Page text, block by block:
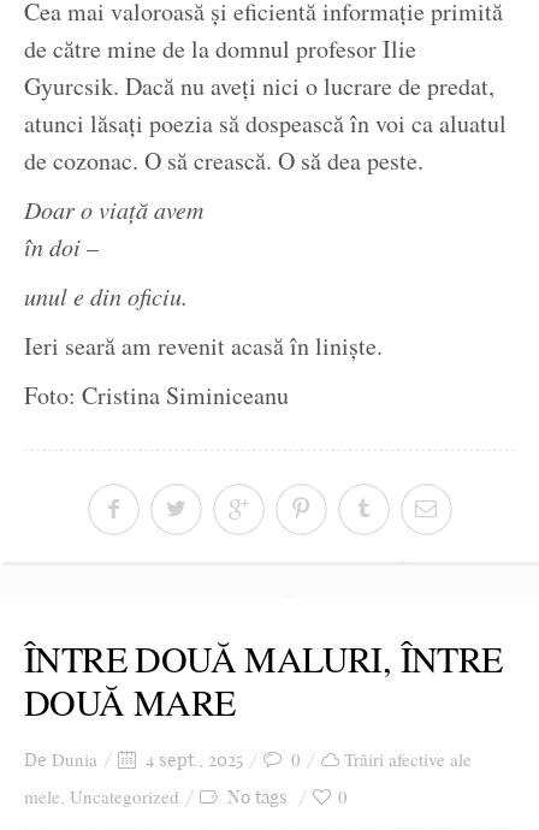
Cea mai valoroasă și eficientă informație primită
de către mine de la domnul profesor Ilie
Gyurcsik. Dacă nu aveți nici o lucrare de predat,
atunci lăsați poezia să dospească în voi ca aluatul
de cozonac. O să crească. O să dea peste.
Doar o viață avem
în doi –
unul e din oficiu.
Ieri seară am revenit acasă în liniște.
Foto: Cristina Siminiceanu
ÎNTRE DOUĂ MALURI, ÎNTRE
DOUĂ MARE
De Dunia 4 sept., 2025 0
Trăiri afective ale
mele Uncategorized No tags 0